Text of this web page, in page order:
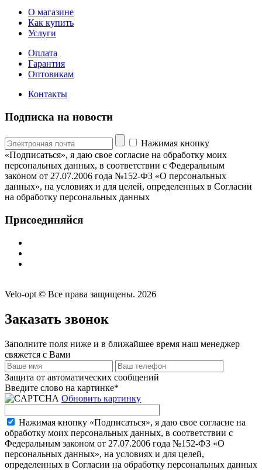
О магазине
Как купить
Услуги
Оплата
Гарантия
Оптовикам
Контакты
Подписка на новости
Нажимая кнопку
«Подписаться», я даю свое согласие на обработку моих
персональных данных, в соответствии с Федеральным
законом от 27.07.2006 года №152-ФЗ «О персональных
данных», на условиях и для целей, определенных в Согласии
на обработку персональных данных
Присоединяйся
Velo-opt © Все права защищены. 2026
Заказать звонок
Заполните поля ниже и в ближайшее время наш менеджер
свяжется с Вами
Защита от автоматических сообщений
Введите слово на картинке*
Обновить картинку
Нажимая кнопку «Подписаться», я даю свое согласие на
обработку моих персональных данных, в соответствии с
Федеральным законом от 27.07.2006 года №152-ФЗ «О
персональных данных», на условиях и для целей,
определенных в Согласии на обработку персональных данных